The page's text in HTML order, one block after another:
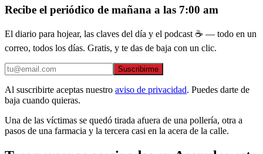
Recibe el periódico de mañana a las 7:00 am
El diario para hojear, las claves del día y el podcast ☕ — todo en un
correo, todos los días. Gratis, y te das de baja con un clic.
Suscribirme
Al suscribirte aceptas nuestro aviso de privacidad. Puedes darte de
baja cuando quieras.
Una de las víctimas se quedó tirada afuera de una pollería, otra a
pasos de una farmacia y la tercera casi en la acera de la calle.